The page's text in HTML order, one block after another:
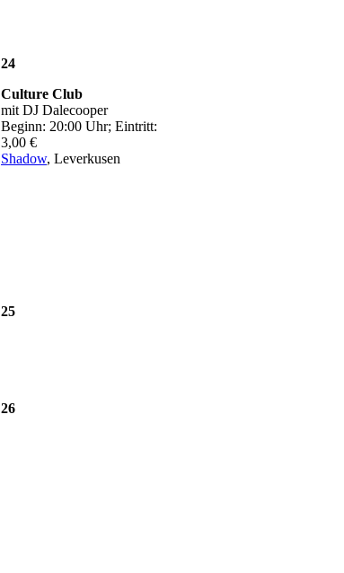
24
Culture Club
mit DJ Dalecooper
Beginn: 20:00 Uhr; Eintritt:
3,00 €
Shadow, Leverkusen
25
26